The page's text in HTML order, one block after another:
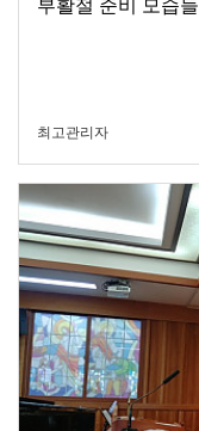
부활절 준비 모습들
최고관리자